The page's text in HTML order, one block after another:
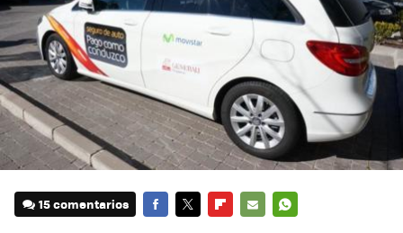
15 comentarios